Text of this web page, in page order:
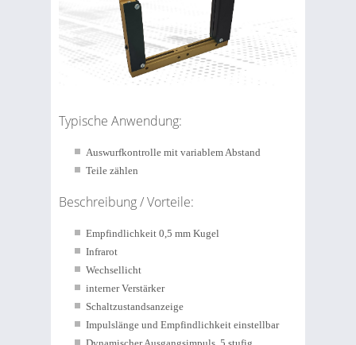
Typische Anwendung:
Auswurfkontrolle mit variablem Abstand
Teile zählen
Beschreibung / Vorteile:
Empfindlichkeit 0,5 mm Kugel
Infrarot
Wechsellicht
interner Verstärker
Schaltzustandsanzeige
Impulslänge und Empfindlichkeit einstellbar